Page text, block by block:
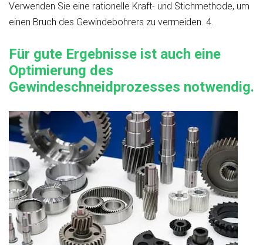
Verwenden Sie eine rationelle Kraft- und Stichmethode, um
einen Bruch des Gewindebohrers zu vermeiden. 4.
Für gute Ergebnisse ist auch eine
Optimierung des
Gewindeschneidprozesses notwendig.